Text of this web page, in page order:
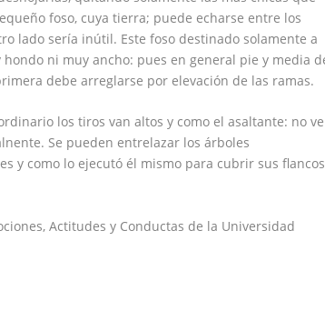
foso, cuya tierra; puede echarse entre los
lado sería inútil. Este foso destinado solamente a
ni muy ancho: pues en general pie y media
debe arreglarse por elevación de las ramas.
los tiros van altos y como el asaltante: no ve
Se pueden entrelazar los árboles
y como lo ejecutó él mismo para cubrir sus flancos
Actitudes y Conductas de la Universidad